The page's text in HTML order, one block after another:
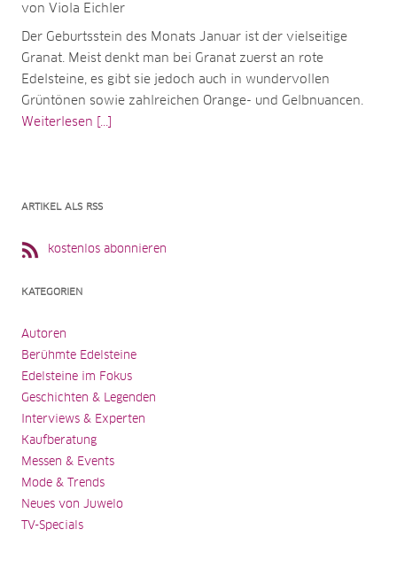
von Viola Eichler
Der Geburtsstein des Monats Januar ist der vielseitige
Granat. Meist denkt man bei Granat zuerst an rote
Edelsteine, es gibt sie jedoch auch in wundervollen
Grüntönen sowie zahlreichen Orange- und Gelbnuancen.
Weiterlesen [...]
ARTIKEL ALS RSS
kostenlos abonnieren
KATEGORIEN
Autoren
Berühmte Edelsteine
Edelsteine im Fokus
Geschichten & Legenden
Interviews & Experten
Kaufberatung
Messen & Events
Mode & Trends
Neues von Juwelo
TV-Specials